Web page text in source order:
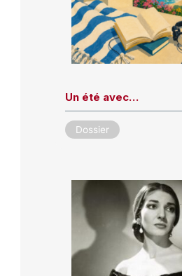
Un été avec…
Dossier